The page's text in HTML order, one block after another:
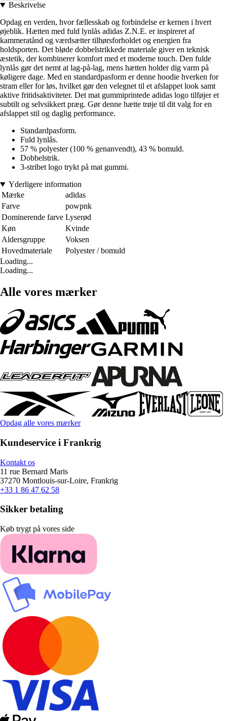
Beskrivelse
Opdag en verden, hvor fællesskab og forbindelse er kernen i hvert
øjeblik. Hætten med fuld lynlås adidas Z.N.E. er inspireret af
kammeratånd og værdsætter tilhørsforholdet og energien fra
holdsporten. Det bløde dobbelstrikkede materiale giver en teknisk
æstetik, der kombinerer komfort med et moderne touch. Den fulde
lynlås gør det nemt at lag-på-lag, mens hætten holder dig varm på
køligere dage. Med en standardpasform er denne hoodie hverken for
stram eller for løs, hvilket gør den velegnet til et afslappet look samt
aktive fritidsaktiviteter. Det mat gummiprintede adidas logo tilføjer et
subtilt og selvsikkert præg. Gør denne hætte trøje til dit valg for en
afslappet stil og daglig performance.
Standardpasform.
Fuld lynlås.
57 % polyester (100 % genanvendt), 43 % bomuld.
Dobbelstrik.
3-stribet logo trykt på mat gummi.
Yderligere information
Mærke
adidas
Farve
powpnk
Dominerende farve Lyserød
Køn
Kvinde
Aldersgruppe
Voksen
Hovedmateriale
Polyester / bomuld
Loading...
Loading...
Alle vores mærker
Opdag alle vores mærker
Kundeservice i Frankrig
Kontakt os
11 rue Bernard Maris
37270 Montlouis-sur-Loire, Frankrig
+33 1 86 47 62 58
Sikker betaling
Køb trygt på vores side